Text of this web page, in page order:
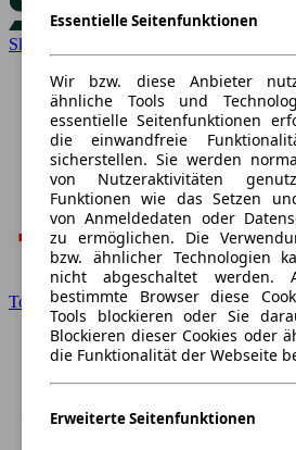
Skoda
Toyota
Essentielle Seitenfunktionen
Wir bzw. diese Anbieter
ähnliche Tools und
essentielle Seitenfunktionen
die einwandfreie
sicherstellen. Sie werden
von Nutzeraktivitäten
Funktionen wie das Setzen
von Anmeldedaten oder
zu ermöglichen. Die
bzw. ähnlicher Technologien
nicht abgeschaltet werden.
bestimmte Browser diese
Tools blockieren oder Sie
Blockieren dieser Cookies oder
die Funktionalität der Webseite
Erweiterte Seitenfunktionen